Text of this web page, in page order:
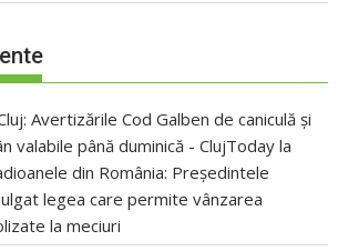
Avertizările Cod Galben de caniculă și
valabile până duminică - ClujToday la
din România: Președintele
legea care permite vânzarea
la meciuri